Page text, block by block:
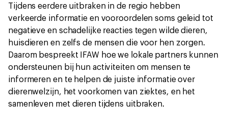
Tijdens eerdere uitbraken in de regio hebben
verkeerde informatie en vooroordelen soms geleid tot
negatieve en schadelijke reacties tegen wilde dieren,
huisdieren en zelfs de mensen die voor hen zorgen.
Daarom bespreekt IFAW hoe we lokale partners kunnen
ondersteunen bij hun activiteiten om mensen te
informeren en te helpen de juiste informatie over
dierenwelzijn, het voorkomen van ziektes, en het
samenleven met dieren tijdens uitbraken.